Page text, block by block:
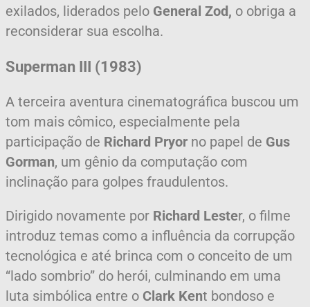
exilados, liderados pelo General Zod, o obriga a
reconsiderar sua escolha.
Superman III (1983)
A terceira aventura cinematográfica buscou um
tom mais cômico, especialmente pela
participação de Richard Pryor no papel de Gus
Gorman, um gênio da computação com
inclinação para golpes fraudulentos.
Dirigido novamente por Richard Lester, o filme
introduz temas como a influência da corrupção
tecnológica e até brinca com o conceito de um
“lado sombrio” do herói, culminando em uma
luta simbólica entre o Clark Kent bondoso e